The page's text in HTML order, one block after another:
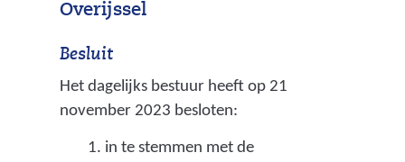
Overijssel
Besluit
Het dagelijks bestuur heeft op 21
november 2023 besloten:
in te stemmen met de